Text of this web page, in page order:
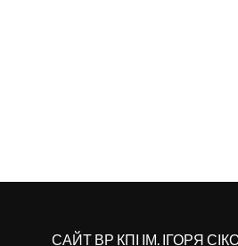
САЙТ ВР КПІ ІМ. ІГОРЯ